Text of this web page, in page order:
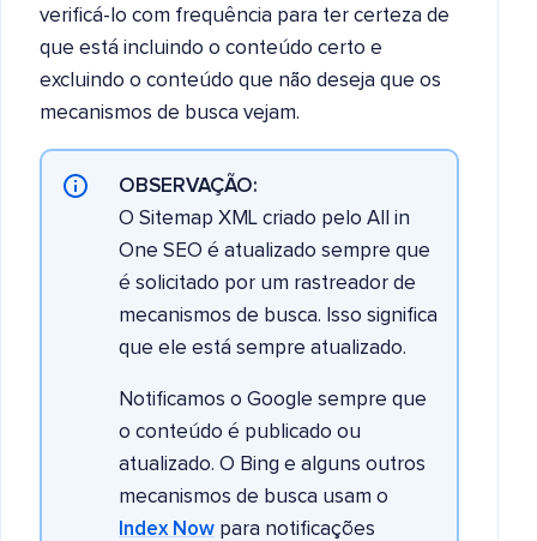
verificá-lo com frequência para ter certeza de
que está incluindo o conteúdo certo e
excluindo o conteúdo que não deseja que os
mecanismos de busca vejam.
OBSERVAÇÃO:
O Sitemap XML criado pelo All in
One SEO é atualizado sempre que
é solicitado por um rastreador de
mecanismos de busca. Isso significa
que ele está sempre atualizado.
Notificamos o Google sempre que
o conteúdo é publicado ou
atualizado. O Bing e alguns outros
mecanismos de busca usam o
Index Now para notificações